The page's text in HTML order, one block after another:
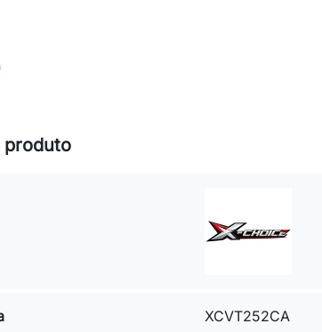
produto
XCVT252CA